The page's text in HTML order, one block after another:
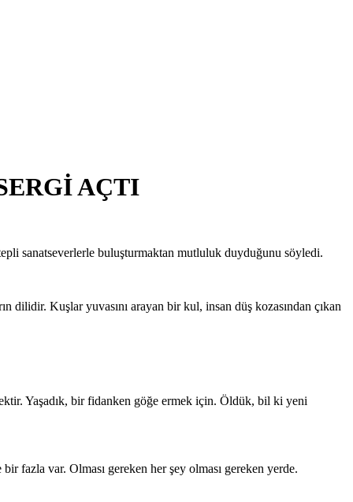
AÇTI
sanatseverlerle buluşturmaktan mutluluk duyduğunu söyledi.
dilidir. Kuşlar yuvasını arayan bir kul, insan düş kozasından çıkan
Yaşadık, bir fidanken göğe ermek için. Öldük, bil ki yeni
fazla var. Olması gereken her şey olması gereken yerde.